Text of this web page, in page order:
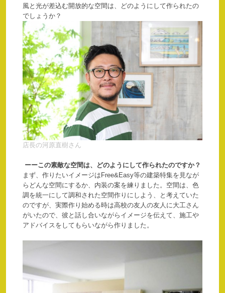
風と光が差込む開放的な空間は、どのようにして作られたの
でしょうか？
店長の河原直樹さん
ーーこの素敵な空間は、どのようにして作られたのですか？
まず、作りたいイメージはFree&Easy等の建築特集を見なが
らどんな空間にするか、内装の案を練りました。空間は、色
調を統一にして調和された空間作りにしよう、と考えていた
のですが、実際作り始める時は高校の友人の友人に大工さん
がいたので、彼と話し合いながらイメージを伝えて、施工や
アドバイスをしてもらいながら作りました。